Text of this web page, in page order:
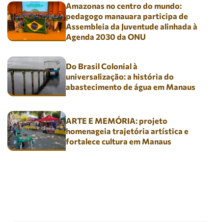
Amazonas no centro do mundo:
pedagogo manauara participa de
Assembleia da Juventude alinhada à
Agenda 2030 da ONU
Do Brasil Colonial à
universalização: a história do
abastecimento de água em Manaus
ARTE E MEMÓRIA: projeto
homenageia trajetória artística e
fortalece cultura em Manaus